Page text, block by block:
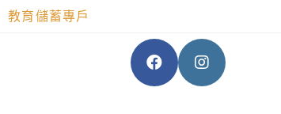
教育儲蓄專戶